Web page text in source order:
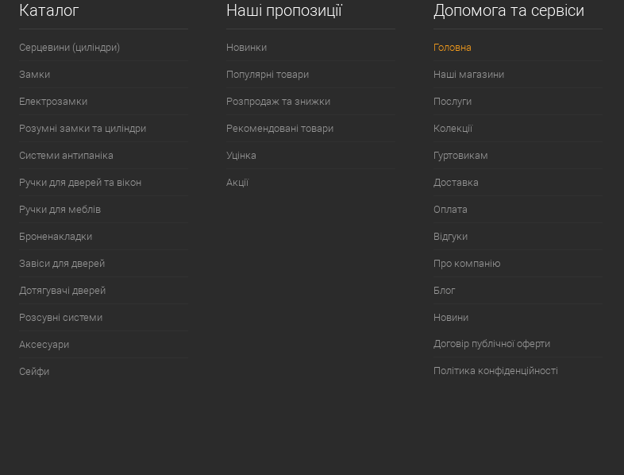
Каталог
Серцевини (циліндри)
Замки
Електрозамки
Розумні замки та циліндри
Системи антипаніка
Ручки для дверей та вікон
Ручки для меблів
Броненакладки
Завіси для дверей
Дотягувачі дверей
Розсувні системи
Аксесуари
Сейфи
Наші пропозиції
Новинки
Популярні товари
Розпродаж та знижки
Рекомендовані товари
Уцінка
Акції
Допомога та сервіси
Головна
Наші магазини
Послуги
Колекції
Гуртовикам
Доставка
Оплата
Відгуки
Про компанію
Блог
Новини
Договір публічної оферти
Політика конфіденційності